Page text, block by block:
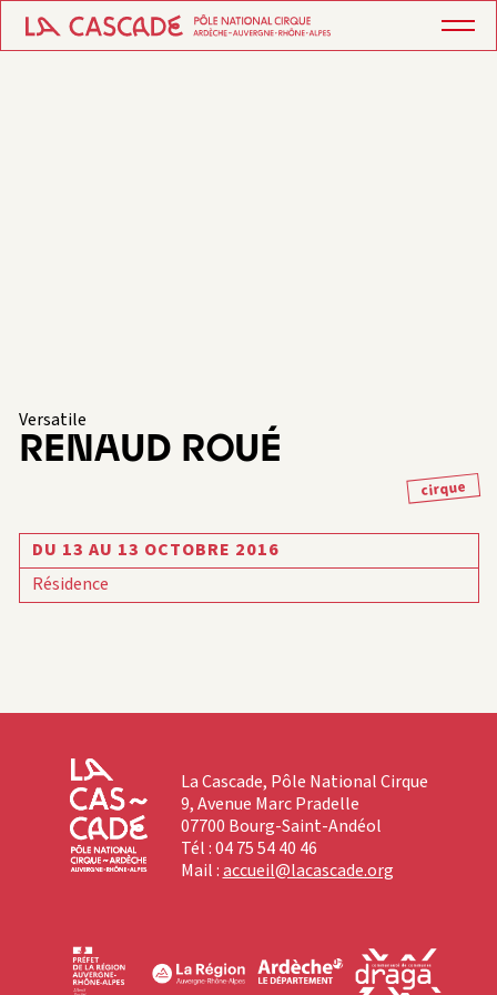
Versatile
RENAUD ROUÉ
cirque
DU 13 AU 13 OCTOBRE 2016
Résidence
La Cascade, Pôle National Cirque
9, Avenue Marc Pradelle
07700 Bourg-Saint-Andéol
Tél : 04 75 54 40 46
Mail :accueil@lacascade.org